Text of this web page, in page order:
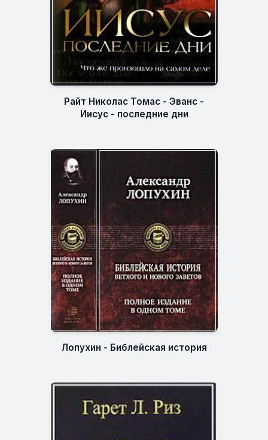
Райт Николас Томас - Эванс -
Иисус - последние дни
Лопухин - Библейская история